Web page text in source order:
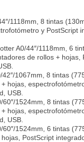
1118mm, 8 tintas
y PostScript
A0/44″/1118mm, 6
de rollos + hojas,
42″/1067mm, 8 tintas
hojas,
USB.
60″/1524mm, 8 tintas
hojas,
USB.
60″/1524mm, 6 tintas
PostScript